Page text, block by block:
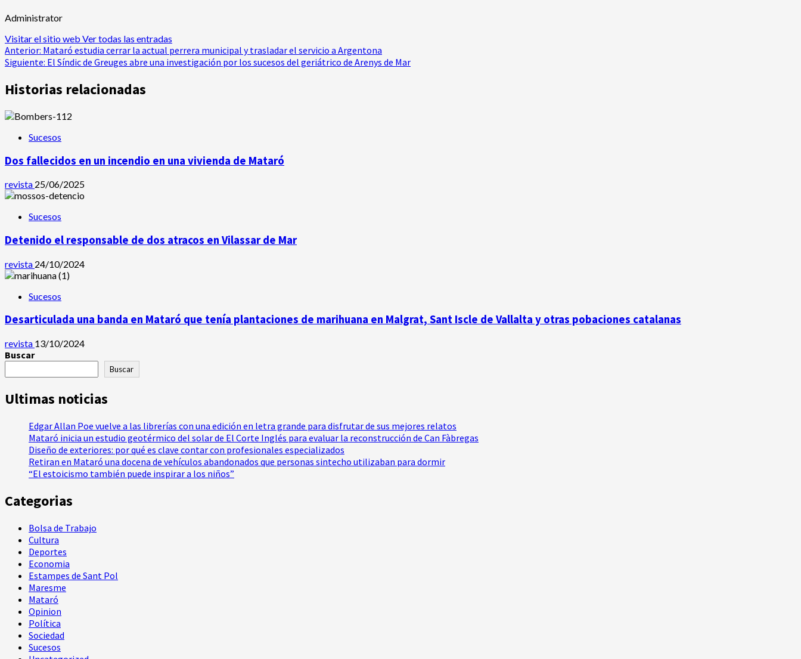
Administrator
Visitar el sitio web Ver todas las entradas
Navegación
de
entradas
Anterior: Mataró estudia cerrar la actual perrera municipal y trasladar el servicio a Argentona
Siguiente: El Síndic de Greuges abre una investigación por los sucesos del geriátrico de Arenys de Mar
Historias relacionadas
Sucesos
Dos fallecidos en un incendio en una vivienda de Mataró
revista 25/06/2025
Sucesos
Detenido el responsable de dos atracos en Vilassar de Mar
revista 24/10/2024
Sucesos
Desarticulada una banda en Mataró que tenía plantaciones de marihuana en Malgrat, Sant Iscle de Vallalta y otras pobaciones catalanas
revista 13/10/2024
Buscar
Buscar
Ultimas noticias
Edgar Allan Poe vuelve a las librerías con una edición en letra grande para disfrutar de sus mejores relatos
Mataró inicia un estudio geotérmico del solar de El Corte Inglés para evaluar la reconstrucción de Can Fàbregas
Diseño de exteriores: por qué es clave contar con profesionales especializados
Retiran en Mataró una docena de vehículos abandonados que personas sintecho utilizaban para dormir
“El estoicismo también puede inspirar a los niños”
Categorias
Bolsa de Trabajo
Cultura
Deportes
Economia
Estampes de Sant Pol
Maresme
Mataró
Opinion
Política
Sociedad
Sucesos